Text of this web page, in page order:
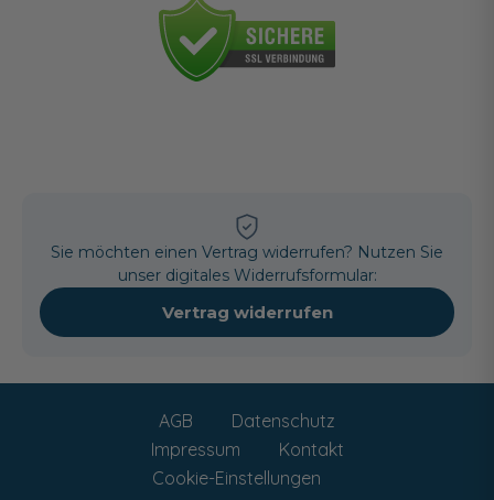
Sie möchten einen Vertrag widerrufen? Nutzen Sie
unser digitales Widerrufsformular:
Vertrag widerrufen
AGB
Datenschutz
Impressum
Kontakt
Cookie-Einstellungen